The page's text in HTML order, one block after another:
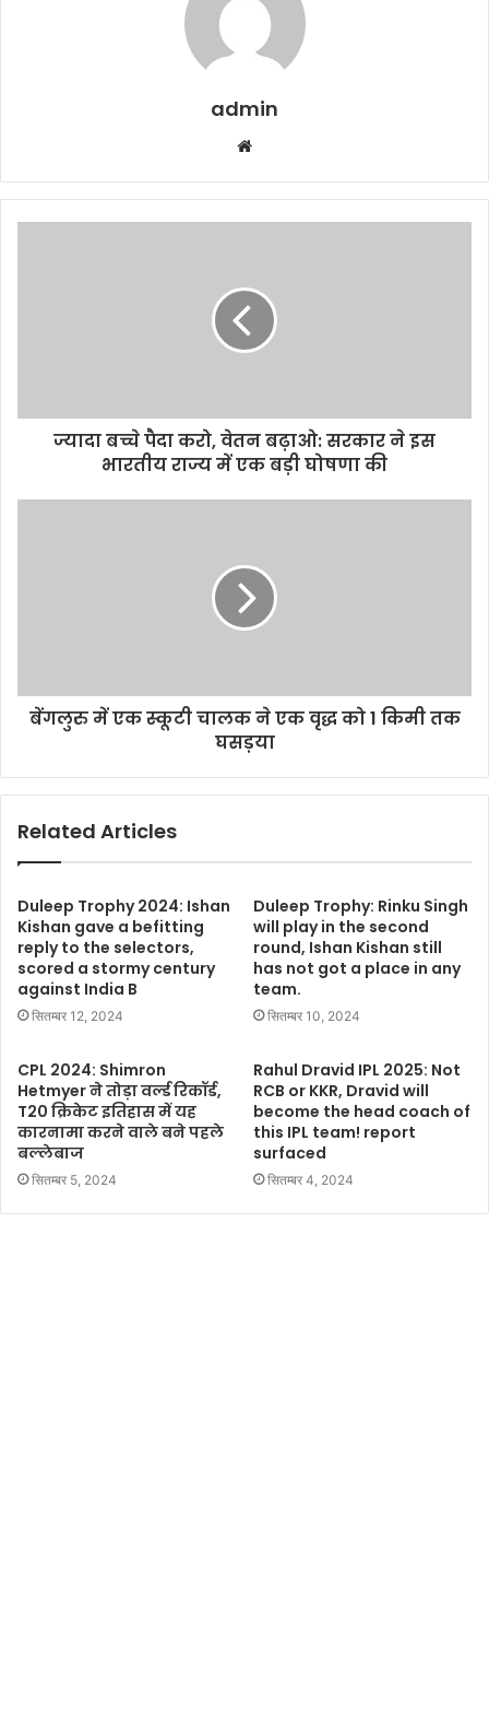
admin
b
s
e
ज्यादा बच्चे पैदा करो, वेतन बढ़ाओ: सरकार ने इस
भारतीय राज्य में एक बड़ी घोषणा की
बेंगलुरु में एक स्कूटी चालक ने एक वृद्ध को 1 किमी तक
घसड़या
Related Articles
Duleep Trophy 2024: Ishan
Kishan gave a befitting
reply to the selectors,
scored a stormy century
against India B
सितम्बर 12, 2024
Duleep Trophy: Rinku Singh
will play in the second
round, Ishan Kishan still
has not got a place in any
team.
सितम्बर 10, 2024
CPL 2024: Shimron
Hetmyer ने तोड़ा वर्ल्ड रिकॉर्ड,
T20 क्रिकेट इतिहास में यह
कारनामा करने वाले बने पहले
बल्लेबाज
सितम्बर 5, 2024
Rahul Dravid IPL 2025: Not
RCB or KKR, Dravid will
become the head coach of
this IPL team! report
surfaced
सितम्बर 4, 2024